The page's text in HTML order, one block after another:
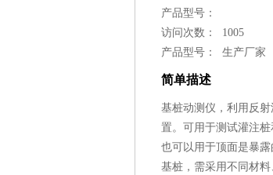
产品型号：
访问次数： 1005
产品型号： 生产厂家
简单描述
基桩动测仪，利用反
置。可用于测试灌注桩
也可以用于顶面是暴
基桩，需采用不同材料